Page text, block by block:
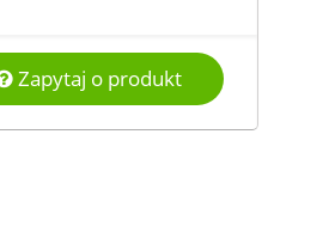
Zapytaj o produkt